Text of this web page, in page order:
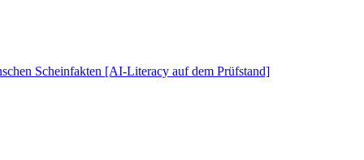
Scheinfakten [AI-Literacy auf dem Prüfstand]